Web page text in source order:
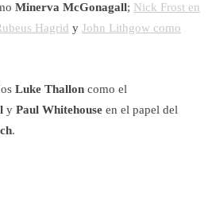
Minerva McGonagall; Nick Frost en
Hagrid y John Lithgow como
Luke Thallon como el
y Paul Whitehouse en el papel del
.